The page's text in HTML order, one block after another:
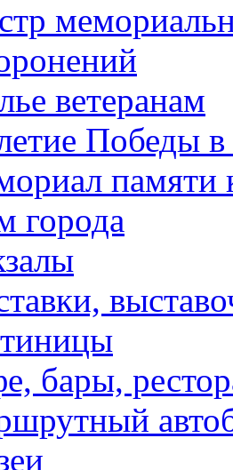
ветеранам
Победы
памяти
города
бары,